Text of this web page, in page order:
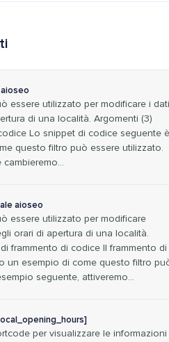
essere utilizzato per modificare i
di una località. Argomenti (3)
Lo snippet di codice seguente è
questo filtro può essere utilizzato.
aioseo
essere utilizzato per modificare
orari di apertura di una località.
frammento di codice Il frammento di
un esempio di come questo filtro
seguente, attiveremo...
per visualizzare le informazioni